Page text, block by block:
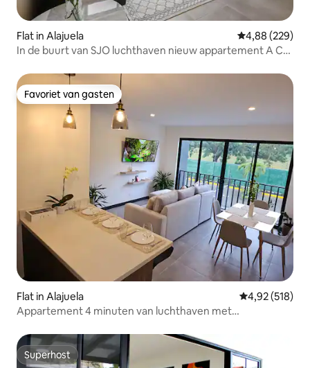
Flat in Alajuela Gemiddelde
4,88 (229)
In de buurt van SJO luchthaven nieuw appartement A C
Favoriet van gasten
Favoriet van gasten
Flat in Alajuela Gemiddelde
4,92 (518)
Appartement 4 minuten van luchthaven met
Superhost
Superhost